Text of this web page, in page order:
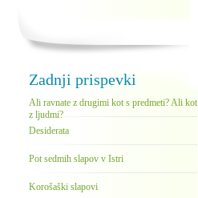
Zadnji prispevki
Ali ravnate z drugimi kot s predmeti? Ali kot
z ljudmi?
Desiderata
Pot sedmih slapov v Istri
Korošaški slapovi